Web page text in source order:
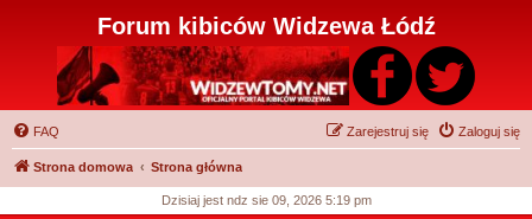
Forum kibiców Widzewa Łódź
FAQ Zaloguj się
Zarejestruj się
Strona domowa Strona główna
Dzisiaj jest ndz sie 09, 2026 5:19 pm